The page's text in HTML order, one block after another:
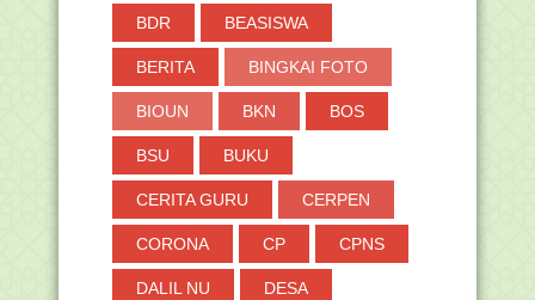
BDR BEASISWA
BERITA BINGKAI FOTO
BIOUN BKN BOS
BSU BUKU
CERITA GURU CERPEN
CORONA CP CPNS
DALIL NU DESA